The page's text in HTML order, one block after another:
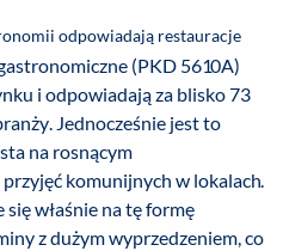
odpowiadają restauracje
(PKD 5610A)
i odpowiadają za blisko 73
Jednocześnie jest to
na rosnącym
komunijnych w lokalach.
właśnie na tę formę
z dużym wyprzedzeniem, co